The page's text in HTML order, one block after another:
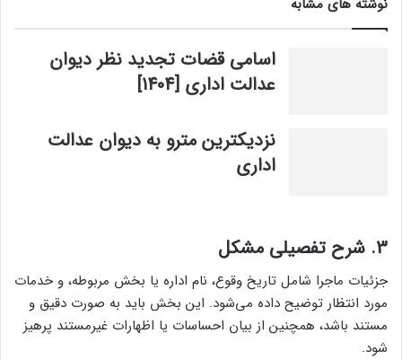
نوشته های مشابه
اسامی قضات تجدید نظر دیوان
عدالت اداری [1404]
نزدیکترین مترو به دیوان عدالت
اداری
3. شرح تفصیلی مشکل
جزئیات ماجرا شامل تاریخ وقوع، نام اداره یا بخش مربوطه، و خدمات
مورد انتظار توضیح داده می‌شود. این بخش باید به صورت دقیق و
مستند باشد، همچنین از بیان احساسات یا اظهارات غیرمستند پرهیز
شود.